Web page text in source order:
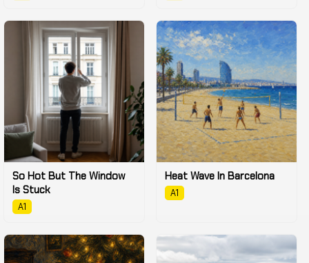
So Hot But The Window
Is Stuck
A1
Heat Wave In Barcelona
A1